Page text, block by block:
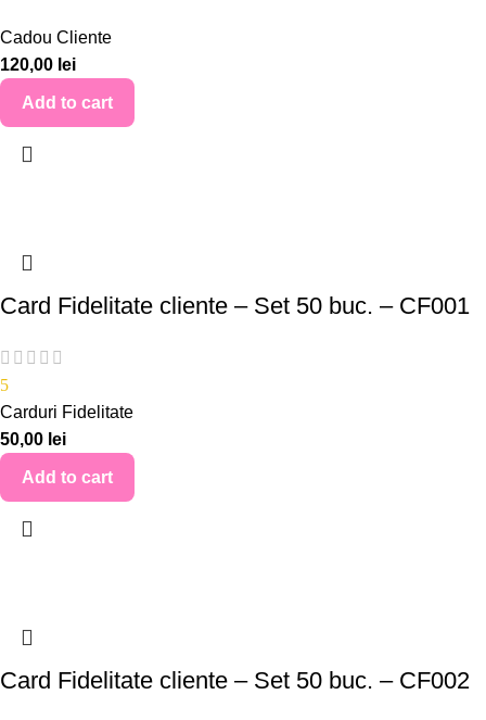
Cadou Cliente
120,00 lei
Add to cart
Card Fidelitate cliente – Set 50 buc. – CF001
5
Carduri Fidelitate
50,00 lei
Add to cart
Card Fidelitate cliente – Set 50 buc. – CF002